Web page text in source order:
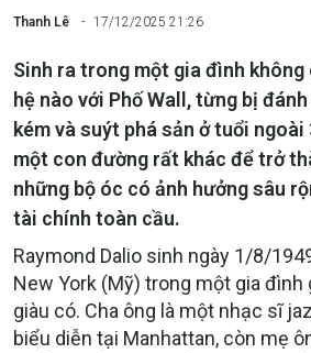
Thanh Lê 17/12/2025 21:26
Sinh ra trong một gia đình
hệ nào với Phố Wall, từng bị
kém và suýt phá sản ở tuổi ngoài
một con đường rất khác để trở
những bộ óc có ảnh hưởng sâu
tài chính toàn cầu.
Raymond Dalio sinh ngày 1/8/
New York (Mỹ) trong một gia đình
giàu có. Cha ông là một nhạc sĩ
biểu diễn tại Manhattan, còn mẹ